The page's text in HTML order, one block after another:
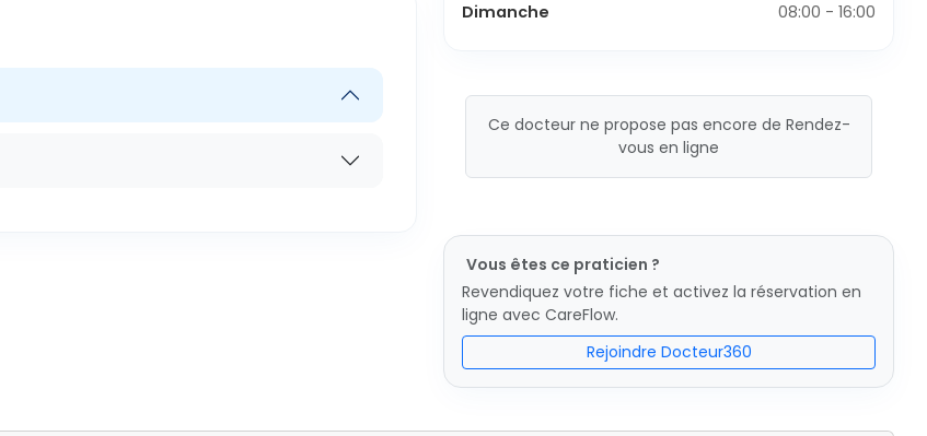
Dimanche
08:00 - 16:00
Ce docteur ne propose pas encore de Rendez-
vous en ligne
Vous êtes ce praticien ?
Revendiquez votre fiche et activez la réservation en
ligne avec CareFlow.
Rejoindre Docteur360